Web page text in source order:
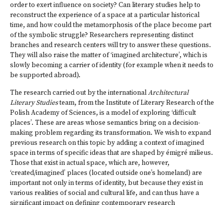
order to exert influence on society? Can literary studies help to
reconstruct the experience of a space at a particular historical
time, and how could the metamorphosis of the place become part
of the symbolic struggle? Researchers representing distinct
branches and research centers will try to answer these questions.
They will also raise the matter of ‘imagined architecture’, which is
slowly becoming a carrier of identity (for example when it needs to
be supported abroad).
The research carried out by the internationalArchitectural
Literary Studiesteam, from the Institute of Literary Research of the
Polish Academy of Sciences, is a model of exploring ‘difficult
places’. These are areas whose semantics bring on a decision-
making problem regarding its transformation. We wish to expand
previous research on this topic by adding a context of imagined
space in terms of specific ideas that are shaped by émigré milieus.
Those that exist in actual space, which are, however,
‘created/imagined’ places (located outside one’s homeland) are
important not only in terms of identity, but because they exist in
various realities of social and cultural life, and can thus have a
significant impact on defining contemporary research